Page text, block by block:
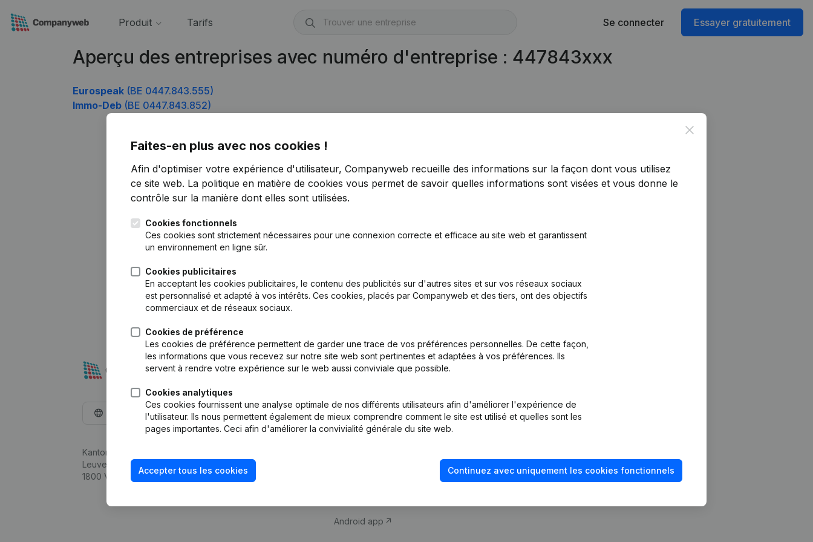
Produit Tarifs Se connecter Essayer gratuitement
Aperçu des entreprises avec numéro d'entreprise : 447843xxx
Eurospeak (BE 0447.843.555)
Immo-Deb (BE 0447.843.852)
Close
Faites-en plus avec nos cookies !
Afin d'optimiser votre expérience d'utilisateur, Companyweb recueille des informations sur la façon dont vous utilisez
ce site web. La politique en matière de cookies vous permet de savoir quelles informations sont visées et vous donne le
contrôle sur la manière dont elles sont utilisées.
Cookies fonctionnels
Ces cookies sont strictement nécessaires pour une connexion correcte et efficace au site web et garantissent
un environnement en ligne sûr.
Cookies publicitaires
En acceptant les cookies publicitaires, le contenu des publicités sur d'autres sites et sur vos réseaux sociaux
est personnalisé et adapté à vos intérêts. Ces cookies, placés par Companyweb et des tiers, ont des objectifs
commerciaux et de réseaux sociaux.
Cookies de préférence
Les cookies de préférence permettent de garder une trace de vos préférences personnelles. De cette façon,
les informations que vous recevez sur notre site web sont pertinentes et adaptées à vos préférences. Ils
servent à rendre votre expérience sur le web aussi conviviale que possible.
Cookies analytiques
Ces cookies fournissent une analyse optimale de nos différents utilisateurs afin d'améliorer l'expérience de
l'utilisateur. Ils nous permettent également de mieux comprendre comment le site est utilisé et quelles sont les
pages importantes. Ceci afin d'améliorer la convivialité générale du site web.
Accepter tous les cookies Continuez avec uniquement les cookies fonctionnels
Français
Kantorenpark Everest
Leuvensesteenweg 248D,
1800 Vilvoorde
Produit
d’entreprise
Monitoring
Android app
fraude
Consulter des comptes annuels
Vérification de la solvabilité